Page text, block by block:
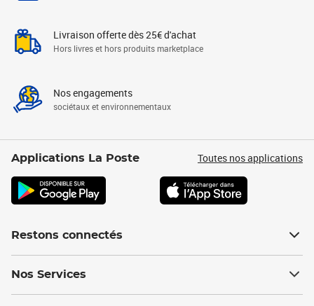
Livraison offerte dès 25€ d'achat
Hors livres et hors produits marketplace
Nos engagements
sociétaux et environnementaux
Applications La Poste Toutes nos applications
Restons connectés
Nos Services